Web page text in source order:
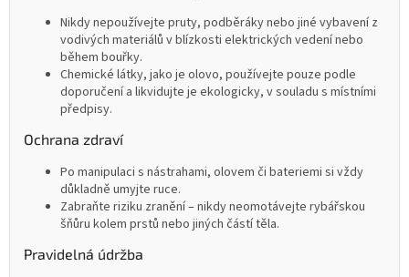
Nikdy nepoužívejte pruty, podběráky nebo jiné vybavení z
vodivých materiálů v blízkosti elektrických vedení nebo
během bouřky.
Chemické látky, jako je olovo, používejte pouze podle
doporučení a likvidujte je ekologicky, v souladu s místními
předpisy.
Ochrana zdraví
Po manipulaci s nástrahami, olovem či bateriemi si vždy
důkladně umyjte ruce.
Zabraňte riziku zranění – nikdy neomotávejte rybářskou
šňůru kolem prstů nebo jiných částí těla.
Pravidelná údržba